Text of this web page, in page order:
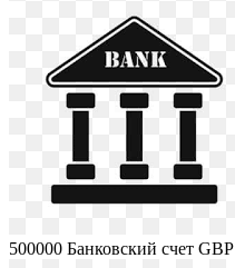
500000 Банковский счет GBP